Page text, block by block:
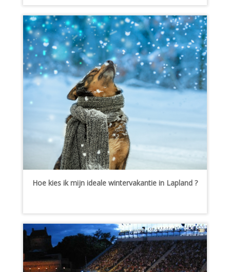
Hoe kies ik mijn ideale wintervakantie in Lapland ?